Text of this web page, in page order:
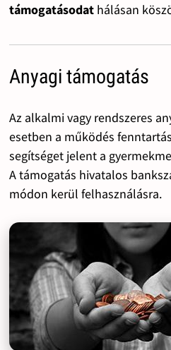
támogatásodat hálásan
Anyagi támogatás
Az alkalmi vagy rendszeres
esetben a működés
segítséget jelent a
A támogatás hivatalos
módon kerül felhasználásra.